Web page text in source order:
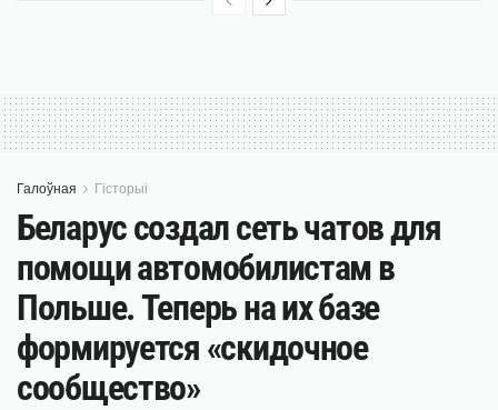
Галоўная Гісторыі
Беларус создал сеть чатов для
помощи автомобилистам в
Польше. Теперь на их базе
формируется «скидочное
сообщество»